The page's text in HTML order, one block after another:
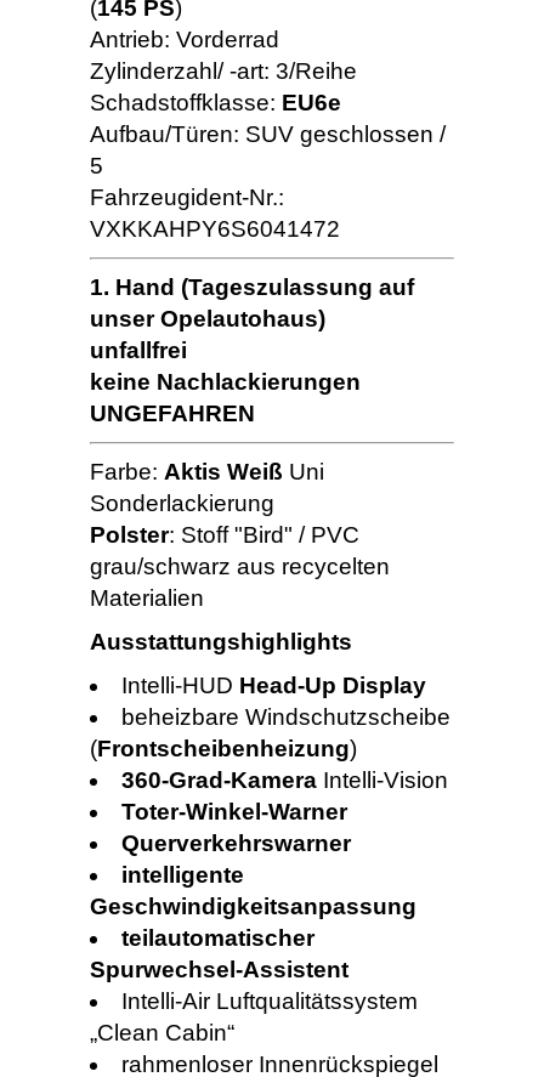
(145 PS)
Antrieb: Vorderrad
Zylinderzahl/ -art: 3/Reihe
Schadstoffklasse: EU6e
Aufbau/Türen: SUV geschlossen /
5
Fahrzeugident-Nr.:
VXKKAHPY6S6041472
1. Hand (Tageszulassung auf
unser Opelautohaus)
unfallfrei
keine Nachlackierungen
UNGEFAHREN
Farbe: Aktis Weiß Uni
Sonderlackierung
Polster: Stoff "Bird" / PVC
grau/schwarz aus recycelten
Materialien
Ausstattungshighlights
Intelli-HUD Head-Up Display
beheizbare Windschutzscheibe
(Frontscheibenheizung)
360-Grad-Kamera Intelli-Vision
Toter-Winkel-Warner
Querverkehrswarner
intelligente
Geschwindigkeitsanpassung
teilautomatischer
Spurwechsel-Assistent
Intelli-Air Luftqualitätssystem
„Clean Cabin“
rahmenloser Innenrückspiegel